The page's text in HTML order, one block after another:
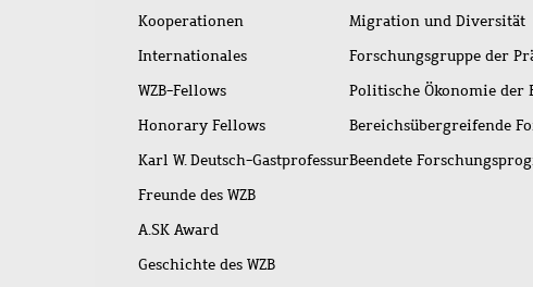
Kooperationen
Internationales
WZB-Fellows
Honorary Fellows
Karl W. Deutsch-Gastprofessur
Freunde des WZB
A.SK Award
Geschichte des WZB
Migration und Diversität
Forschungsgruppe der
Politische Ökonomie der
Bereichsübergreifende
Beendete